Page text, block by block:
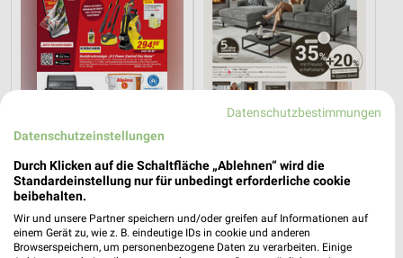
3,9 km
Noch heute gültig
25,2 km
Gültig bis Fr. 14.08.
Datenschutzbestimmungen
Datenschutzeinstellungen
Durch Klicken auf die Schaltfläche „Ablehnen“ wird die
Standardeinstellung nur für unbedingt erforderliche cookie
beibehalten.
Wir und unsere Partner speichern und/oder greifen auf Informationen auf
einem Gerät zu, wie z. B. eindeutige IDs in cookie und anderen
Browserspeichern, um personenbezogene Daten zu verarbeiten. Einige